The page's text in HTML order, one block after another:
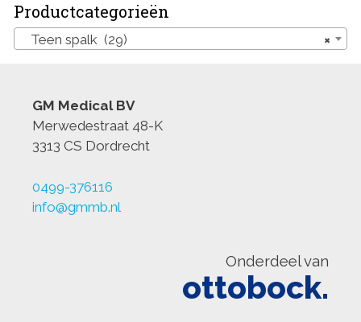
Productcategorieën
×
Teen spalk (29)
GM Medical BV
Merwedestraat 48-K
3313 CS Dordrecht
0499-376116
info@gmmb.nl
Onderdeel van
ottobock.